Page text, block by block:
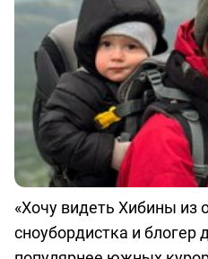
«Хочу видеть Хибины из
сноубордистка и блогер